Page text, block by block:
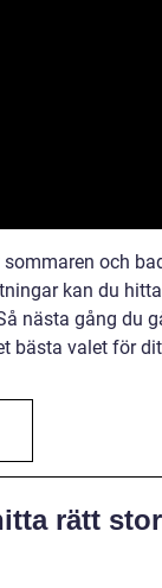
och
kan du
nästa gång du
bästa valet för
rätt